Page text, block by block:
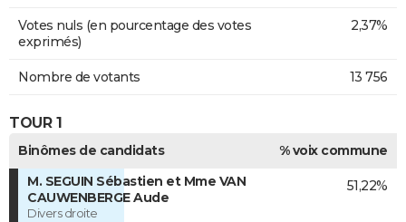
Votes nuls (en pourcentage des votes
exprimés)
2,37%
Nombre de votants 13 756
TOUR 1
Binômes de candidats
% voix commune
M. SEGUIN Sébastien et Mme VAN
CAUWENBERGE Aude
Divers droite
51,22%